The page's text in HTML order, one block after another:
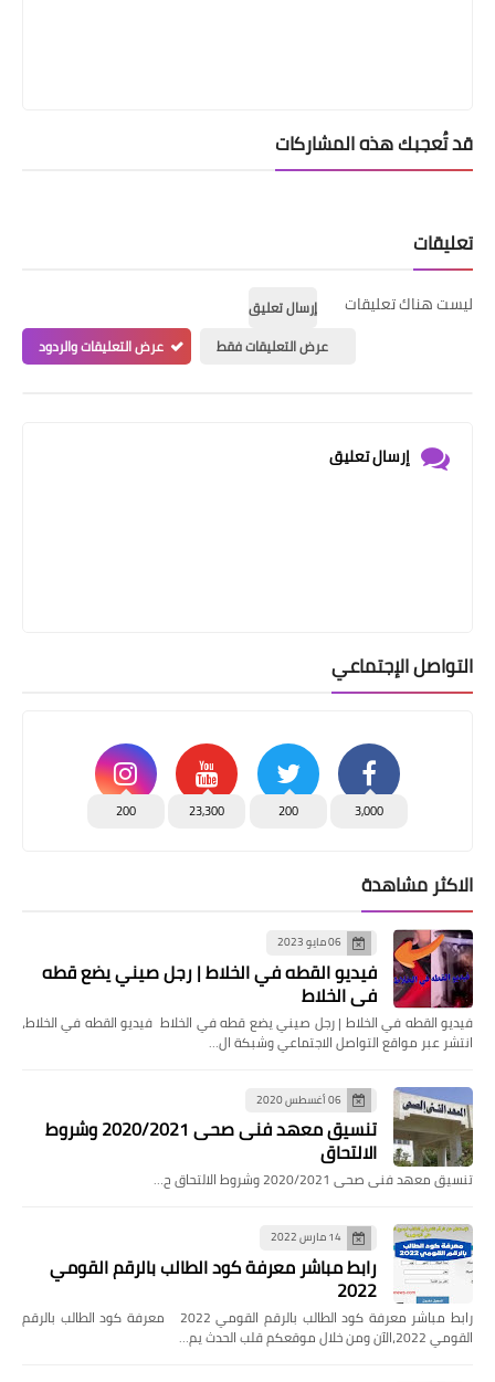
قد تُعجبك هذه المشاركات
تعليقات
ليست هناك تعليقات
إرسال تعليق
عرض التعليقات فقط
عرض التعليقات والردود
إرسال تعليق
التواصل الإجتماعي
3,000
200
23,300
200
الاكثر مشاهدة
06 مايو 2023
فيديو القطه في الخلاط | رجل صيني يضع قطه
في الخلاط
فيديو القطه في الخلاط | رجل صيني يضع قطه في الخلاط فيديو القطه في الخلاط،
انتشر عبر مواقع التواصل الاجتماعي وشبكة ال…
06 أغسطس 2020
تنسيق معهد فنى صحى 2020/2021 وشروط
الالتحاق
تنسيق معهد فنى صحى 2020/2021 وشروط الالتحاق ح…
14 مارس 2022
رابط مباشر معرفة كود الطالب بالرقم القومي
2022
رابط مباشر معرفة كود الطالب بالرقم القومي 2022 معرفة كود الطالب بالرقم
القومي 2022،الآن ومن خلال موقعكم قلب الحدث يم…